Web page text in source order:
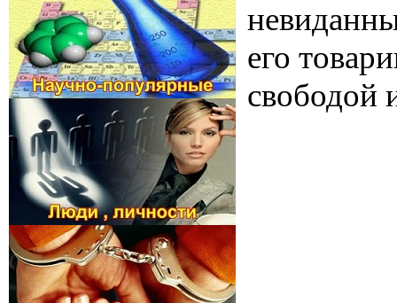
его
свободой